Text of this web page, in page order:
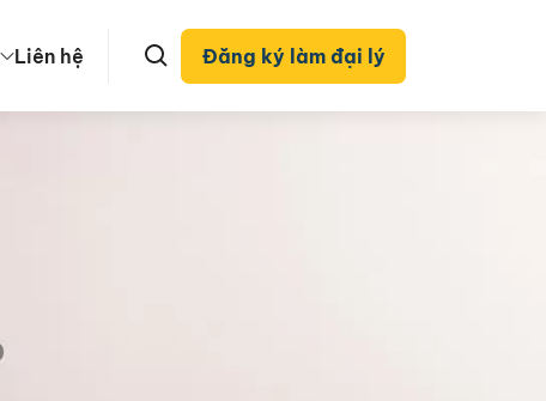
Liên hệ Đăng ký làm đại lý